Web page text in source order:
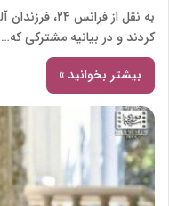
به نقل از
کردند و در بیانیه مشترکی که…
بیشتر بخوانید »